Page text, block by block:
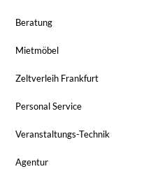
Beratung
Mietmöbel
Zeltverleih Frankfurt
Personal Service
Veranstaltungs-Technik
Agentur